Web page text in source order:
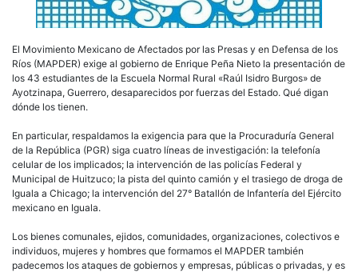
El Movimiento Mexicano de Afectados por las Presas y en Defensa de los
Ríos (MAPDER) exige al gobierno de Enrique Peña Nieto la presentación de
los 43 estudiantes de la Escuela Normal Rural «Raúl Isidro Burgos» de
Ayotzinapa, Guerrero, desaparecidos por fuerzas del Estado. Qué digan
dónde los tienen.
En particular, respaldamos la exigencia para que la Procuraduría General
de la República (PGR) siga cuatro líneas de investigación: la telefonía
celular de los implicados; la intervención de las policías Federal y
Municipal de Huitzuco; la pista del quinto camión y el trasiego de droga de
Iguala a Chicago; la intervención del 27° Batallón de Infantería del Ejército
mexicano en Iguala.
Los bienes comunales, ejidos, comunidades, organizaciones, colectivos e
individuos, mujeres y hombres que formamos el MAPDER también
padecemos los ataques de gobiernos y empresas, públicas o privadas, y es